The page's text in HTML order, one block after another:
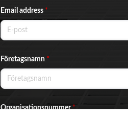
Email address *
Företagsnamn *
Organisationsnummer*